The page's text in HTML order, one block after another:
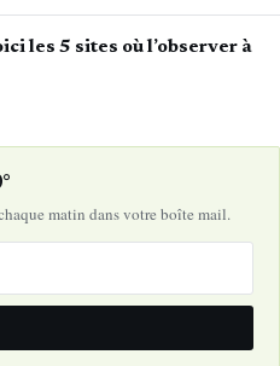
les 5 sites où l’observer à
matin dans votre boîte mail.